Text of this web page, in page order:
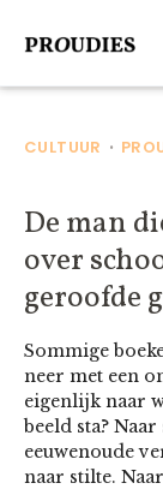
CULTUUR •
De man
over
geroofde
Sommige
neer met een
eigenlijk naar
beeld sta?
eeuwenoude
naar stilte.